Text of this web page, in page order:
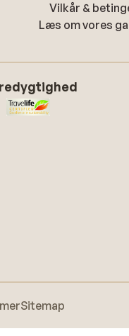
Vilkår &
Læs om vores
Sitemap